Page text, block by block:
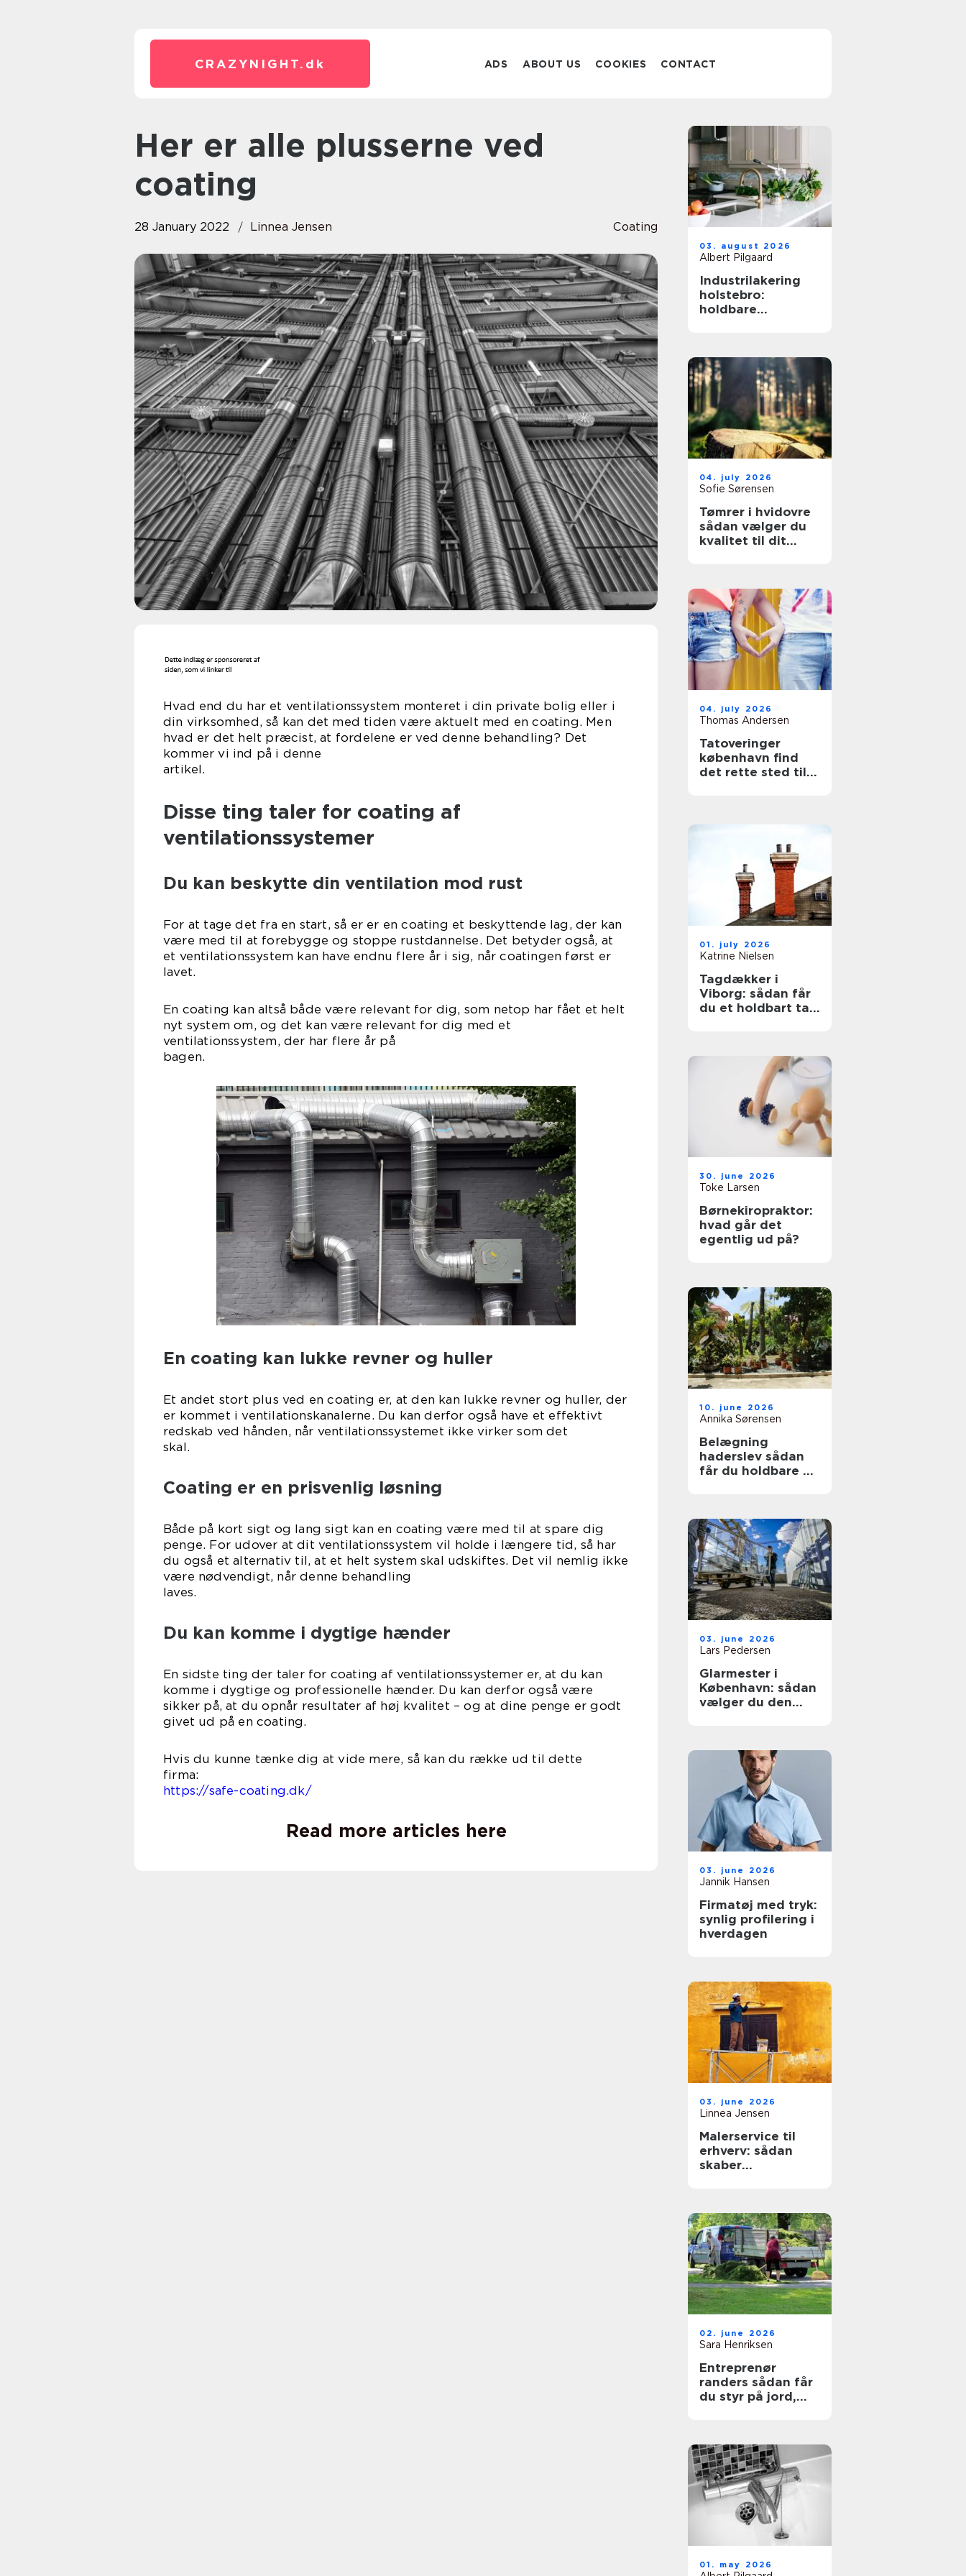
CRAZYNIGHT. dk ADS ABOUT US COOKIES CONTACT
Her er alle plusserne ved
coating
28 January 2022 Linnea Jensen Coating
Hvad end du har et ventilationssystem monteret i din private bolig eller i
din virksomhed, så kan det med tiden være aktuelt med en coating. Men
hvad er det helt præcist, at fordelene er ved denne behandling? Det
kommer vi ind på i denne
artikel.
Disse ting taler for coating af
ventilationssystemer
Du kan beskytte din ventilation mod rust
For at tage det fra en start, så er er en coating et beskyttende lag, der kan
være med til at forebygge og stoppe rustdannelse. Det betyder også, at
et ventilationssystem kan have endnu flere år i sig, når coatingen først er
lavet.
En coating kan altså både være relevant for dig, som netop har fået et helt
nyt system om, og det kan være relevant for dig med et
ventilationssystem, der har flere år på
bagen.
En coating kan lukke revner og huller
Et andet stort plus ved en coating er, at den kan lukke revner og huller, der
er kommet i ventilationskanalerne. Du kan derfor også have et effektivt
redskab ved hånden, når ventilationssystemet ikke virker som det
skal.
Coating er en prisvenlig løsning
Både på kort sigt og lang sigt kan en coating være med til at spare dig
penge. For udover at dit ventilationssystem vil holde i længere tid, så har
du også et alternativ til, at et helt system skal udskiftes. Det vil nemlig ikke
være nødvendigt, når denne behandling
laves.
Du kan komme i dygtige hænder
En sidste ting der taler for coating af ventilationssystemer er, at du kan
komme i dygtige og professionelle hænder. Du kan derfor også være
sikker på, at du opnår resultater af høj kvalitet – og at dine penge er godt
givet ud på en coating.
Hvis du kunne tænke dig at vide mere, så kan du række ud til dette
firma:
https://safe-coating.dk/
Read more articles here
03. august 2026
Albert Pilgaard
Industrilakering
holstebro:
holdbare
04. july 2026
Sofie Sørensen
Tømrer i hvidovre
sådan vælger du
kvalitet til dit
04. july 2026
Thomas Andersen
Tatoveringer
københavn find
det rette sted til
01. july 2026
Katrine Nielsen
Tagdækker i
Viborg: sådan får
du et holdbart tag
30. june 2026
Toke Larsen
Børnekiropraktor:
hvad går det
egentlig ud på?
10. june 2026
Annika Sørensen
Belægning
haderslev sådan
får du holdbare og
03. june 2026
Lars Pedersen
Glarmester i
København: sådan
vælger du den
03. june 2026
Jannik Hansen
Firmatøj med tryk:
synlig profilering i
hverdagen
03. june 2026
Linnea Jensen
Malerservice til
erhverv: sådan
skaber
02. june 2026
Sara Henriksen
Entreprenør
randers sådan får
du styr på jord,
01. may 2026